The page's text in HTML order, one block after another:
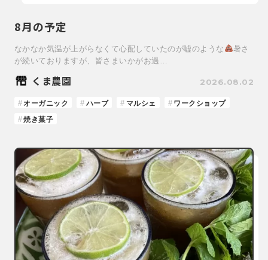
8月の予定
なかなか気温が上がらなくて心配していたのが嘘のような
暑さ
が続いておりますが、皆さまいかがお過…
くま農園 2026.08.02
オーガニック ハーブ マルシェ
ワークショップ
焼き菓子